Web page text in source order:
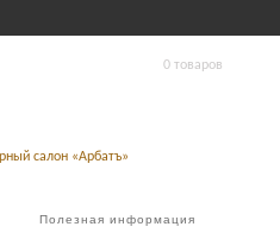
0 товаров
Полезная информация